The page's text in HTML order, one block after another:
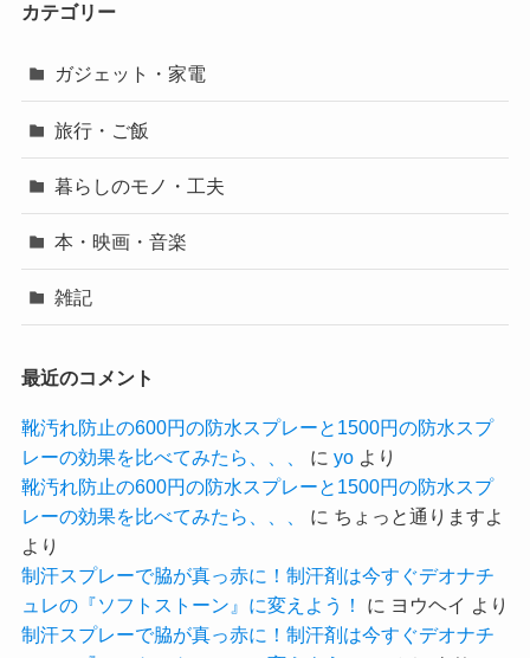
カテゴリー
ガジェット・家電
旅行・ご飯
暮らしのモノ・工夫
本・映画・音楽
雑記
最近のコメント
靴汚れ防止の600円の防水スプレーと1500円の防水スプ
レーの効果を比べてみたら、、、
に yoより
靴汚れ防止の600円の防水スプレーと1500円の防水スプ
レーの効果を比べてみたら、、、
に ちょっと通りますよ
より
制汗スプレーで脇が真っ赤に！制汗剤は今すぐデオナチ
ュレの『ソフトストーン』に変えよう！
に ヨウヘイ
より
制汗スプレーで脇が真っ赤に！制汗剤は今すぐデオナチ